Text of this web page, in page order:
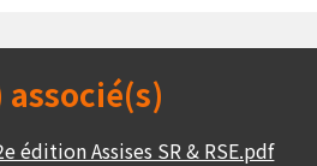
édition Assises SR & RSE.pdf